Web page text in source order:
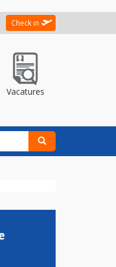
Check in
Vacatures